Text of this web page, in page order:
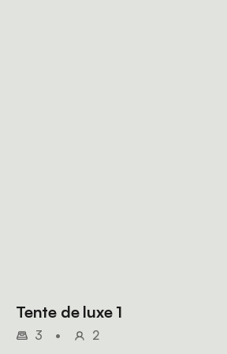
Tente de luxe 1
3 •
2